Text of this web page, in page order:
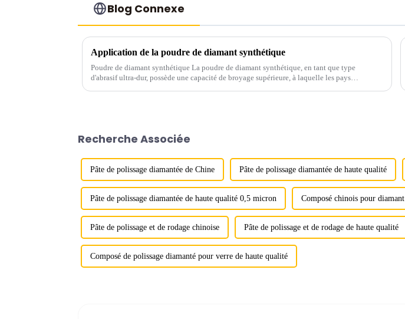
Blog Connexe
Application de la poudre de diamant synthétique
Poudre de diamant synthétique La poudre de diamant synthétique, en tant que type
d'abrasif ultra-dur, possède une capacité de broyage supérieure, à laquelle les pays
Recherche Associée
Pâte de polissage diamantée de Chine Pâte de polissage diamantée de haute qualité
Pâte de polissage diamantée de haute qualité 0,5 micron Composé chinois pour diamant
Pâte de polissage et de rodage chinoise Pâte de polissage et de rodage de haute qualité
Composé de polissage diamanté pour verre de haute qualité